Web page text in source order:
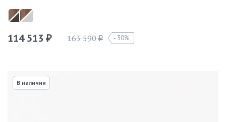
114 513 ₽ 163 590₽ 30%
В наличии